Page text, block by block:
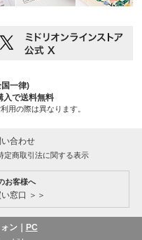
一律)
入で送料無料
用の際は異なります。
い合わせ
定商取引法に関する表示
お客様へ
窓口 ＞＞
ン｜ PC